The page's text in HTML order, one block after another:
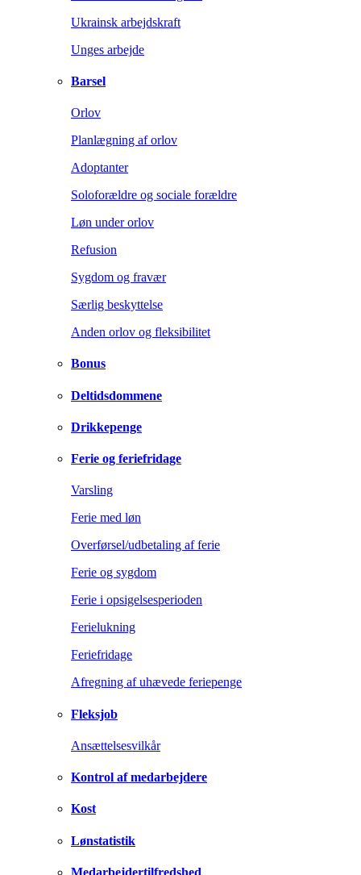
Ukrainsk arbejdskraft
Unges arbejde
Barsel
Orlov
Planlægning af orlov
Adoptanter
Soloforældre og sociale forældre
Løn under orlov
Refusion
Sygdom og fravær
Særlig beskyttelse
Anden orlov og fleksibilitet
Bonus
Deltidsdommene
Drikkepenge
Ferie og feriefridage
Varsling
Ferie med løn
Overførsel/udbetaling af ferie
Ferie og sygdom
Ferie i opsigelsesperioden
Ferielukning
Feriefridage
Afregning af uhævede feriepenge
Fleksjob
Ansættelsesvilkår
Kontrol af medarbejdere
Kost
Lønstatistik
Medarbejdertilfredshed